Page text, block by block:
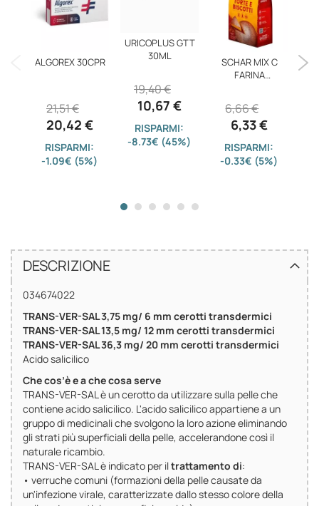
ALGOREX 30CPR
20,42 €
21,51 €
RISPARMI:
-1.09€ (5%)
URICOPLUS GTT
30ML
10,67 €
19,40 €
RISPARMI:
-8.73€ (45%)
SCHAR MIX C
FARINA
6,33 €
6,66 €
RISPARMI:
-0.33€ (5%)
DESCRIZIONE
034674022
TRANS-VER-SAL 3,75 mg/ 6 mm cerotti transdermici
TRANS-VER-SAL 13,5 mg/ 12 mm cerotti transdermici
TRANS-VER-SAL 36,3 mg/ 20 mm cerotti transdermici
Acido salicilico
Che cos’è e a che cosa serve
TRANS-VER-SAL è un cerotto da utilizzare sulla pelle che
contiene acido salicilico. L'acido salicilico appartiene a un
gruppo di medicinali che svolgono la loro azione eliminando
gli strati più superficiali della pelle, accelerandone così il
naturale ricambio.
TRANS-VER-SAL è indicato per iltrattamento di:
• verruche comuni (formazioni della pelle causate da
un'infezione virale, caratterizzate dallo stesso colore della